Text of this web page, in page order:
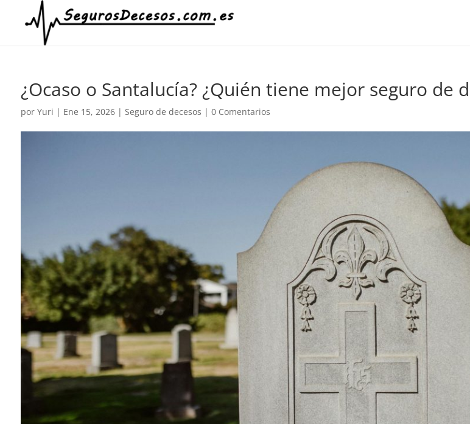
¿Ocaso o Santalucía? ¿Quién tiene mejor seguro de
por Yuri | Ene 15, 2026| Seguro de decesos | 0 Comentarios